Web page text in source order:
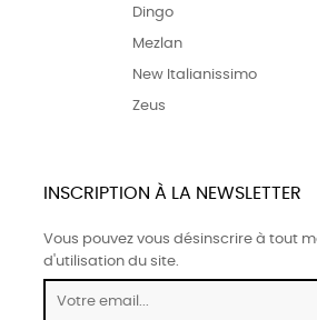
Dingo
Mezlan
New Italianissimo
Zeus
INSCRIPTION À LA NEWSLETTER
Vous pouvez vous désinscrire à tout
d'utilisation du site.